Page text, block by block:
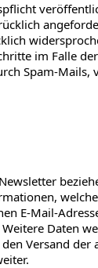
im Falle
Spam-Mails,
E-Mail-
Daten
Versand der